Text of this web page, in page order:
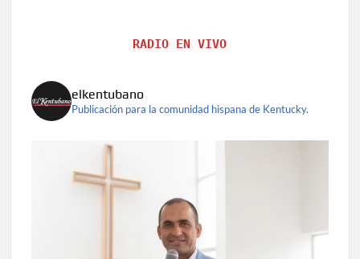
RADIO EN VIVO
elkentubano
Publicación para la comunidad hispana de Kentucky.